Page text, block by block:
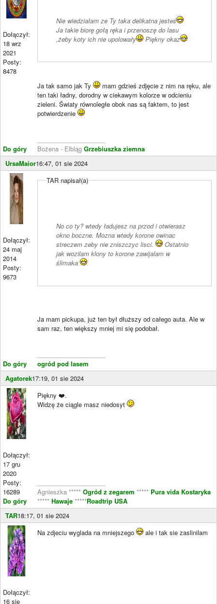
Dołączył:
18 wrz
2021
Posty:
8478
Do góry
Nie wiedziałam ze Ty taka delikatna jesteś
Ja takie biorę gołą ręka i przenoszę do lasu
,żeby koty ich nie upolowały
Piękny okaz
Ja tak samo jak Ty
mam gdzieś zdjęcie z nim na ręku, ale
ten taki ładny, dorodny w ciekawym kolorze w odcieniu
zieleni. Światy równoległe obok nas są faktem, to jest
potwierdzenie
Bożena - Elbląg Grzebiuszka ziemna
UrsaMaior16:47, 01 sie 2024
Dołączył:
24 maj
2014
Posty:
9673
Do góry
TAR napisał(a)
No co ty? wtedy ładujesz na przod i otwierasz
okno boczne. Mozna wtedy korone owinac
streczem zeby nie zniszczyc lisci.
Ostatnio
jak wozilam klony to korone zawijalam w
ślimaka
Ja mam pickupa, już ten był dłuższy od całego auta. Ale w
sam raz, ten większy mniej mi się podobał.
ogród pod lasem
Agatorek17:19, 01 sie 2024
Dołączył:
17 gru
2020
Posty:
16289
Do góry
Piękny ❤️.
Widzę że ciągle masz niedosyt
Agnieszka ***** Ogród z zegarem ***** Pura vida Kostaryka
***** Hawaje *****Roadtrip USA
TAR18:17, 01 sie 2024
Dołączył:
16 sie
Na zdjeciu wyglada na mniejszego ale i tak sie zaslinilam